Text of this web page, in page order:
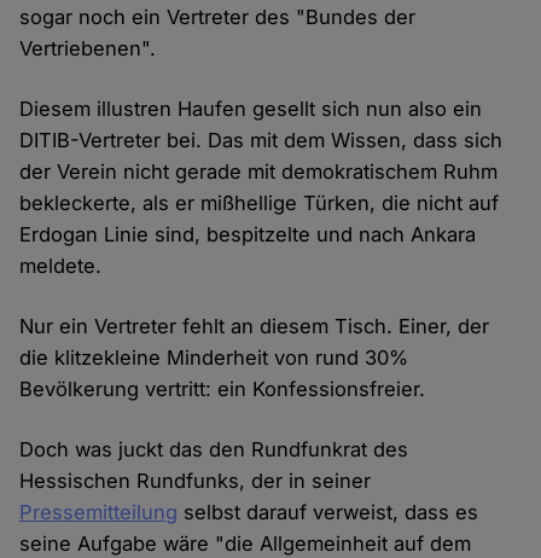
sogar noch ein Vertreter des "Bundes der
Vertriebenen".
Diesem illustren Haufen gesellt sich nun also ein
DITIB-Vertreter bei. Das mit dem Wissen, dass sich
der Verein nicht gerade mit demokratischem Ruhm
bekleckerte, als er mißhellige Türken, die nicht auf
Erdogan Linie sind, bespitzelte und nach Ankara
meldete.
Nur ein Vertreter fehlt an diesem Tisch. Einer, der
die klitzekleine Minderheit von rund 30%
Bevölkerung vertritt: ein Konfessionsfreier.
Doch was juckt das den Rundfunkrat des
Hessischen Rundfunks, der in seiner
Pressemitteilung selbst darauf verweist, dass es
seine Aufgabe wäre "die Allgemeinheit auf dem